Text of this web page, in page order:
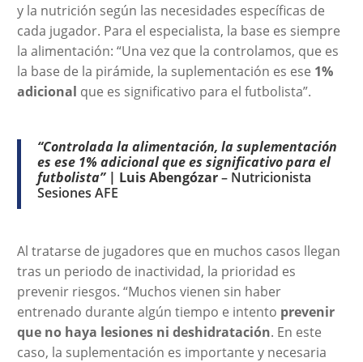
y la nutrición según las necesidades específicas de
cada jugador. Para el especialista, la base es siempre
la alimentación: “Una vez que la controlamos, que es
la base de la pirámide, la suplementación es ese 1%
adicional que es significativo para el futbolista”.
“Controlada la alimentación, la suplementación
es ese 1% adicionalque es significativo para el
futbolista” | Luis Abengózar– Nutricionista
Sesiones AFE
Al tratarse de jugadores que en muchos casos llegan
tras un periodo de inactividad, la prioridad es
prevenir riesgos. “Muchos vienen sin haber
entrenado durante algún tiempo e intento prevenir
que no haya lesiones ni deshidratación. En este
caso, la suplementación es importante y necesaria